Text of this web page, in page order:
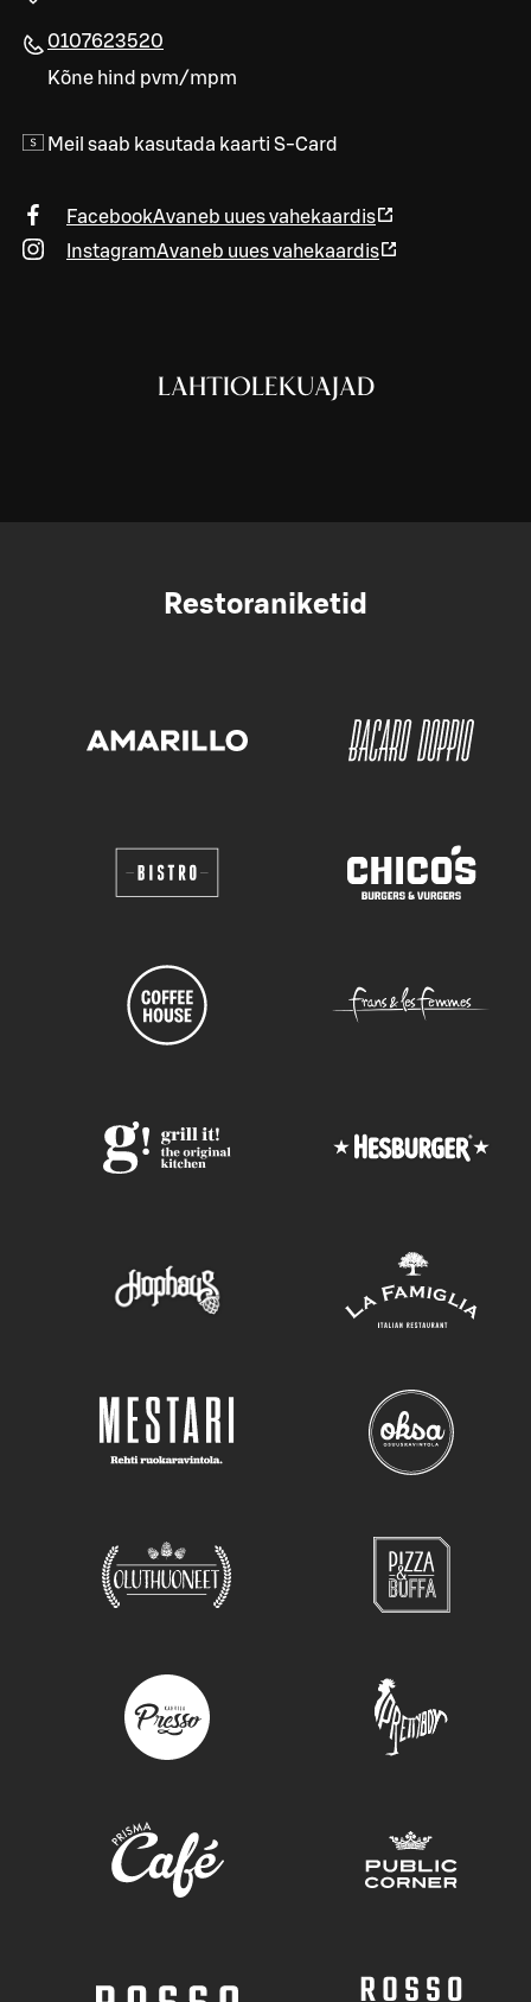
0107623520
Kõne hind pvm/mpm
Meil saab kasutada kaarti S-Card
FacebookAvaneb uues vahekaardis
InstagramAvaneb uues vahekaardis
LAHTIOLEKUAJAD
Restoraniketid